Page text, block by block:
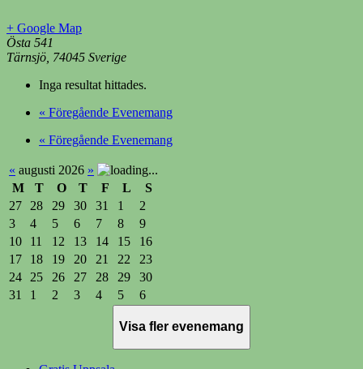
+ Google Map
Östa 541
Tärnsjö 74045 Sverige
Inga resultat hittades.
« Föregående Evenemang
« Föregående Evenemang
« augusti 2026 »
M
T O T F L
S
27
28 29 30 31 1
2
3
4 5 6 7 8
9
10
11 12 13 14 15
16
17
18 19 20 21 22
23
24
25 26 27 28 29
30
31
1 2 3 4 5 6
Visa fler evenemang